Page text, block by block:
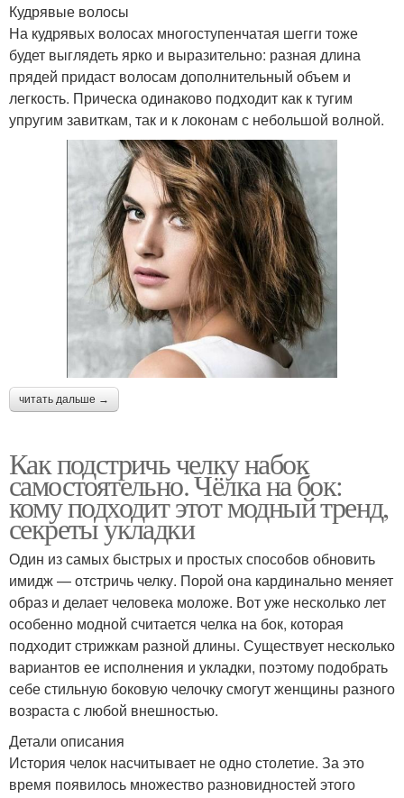
Кудрявые волосы
На кудрявых волосах многоступенчатая шегги тоже
будет выглядеть ярко и выразительно: разная длина
прядей придаст волосам дополнительный объем и
легкость. Прическа одинаково подходит как к тугим
упругим завиткам, так и к локонам с небольшой волной.
читать дальше →
Как подстричь челку набок
самостоятельно. Чёлка на бок:
кому подходит этот модный тренд,
секреты укладки
Один из самых быстрых и простых способов обновить
имидж — отстричь челку. Порой она кардинально меняет
образ и делает человека моложе. Вот уже несколько лет
особенно модной считается челка на бок, которая
подходит стрижкам разной длины. Существует несколько
вариантов ее исполнения и укладки, поэтому подобрать
себе стильную боковую челочку смогут женщины разного
возраста с любой внешностью.
Детали описания
История челок насчитывает не одно столетие. За это
время появилось множество разновидностей этого